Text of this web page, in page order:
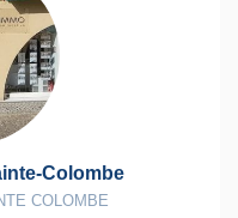
Colombe
COLOMBE